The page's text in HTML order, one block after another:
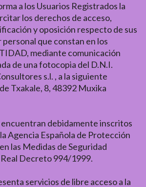
a los Usuarios Registrados la
los derechos de acceso,
y oposición respecto de sus
que constan en los
mediante comunicación
de una fotocopia del D.N.I.
s.l. , a la siguiente
Txakale, 8, 48392 Muxika
debidamente inscritos
Agencia Española de Protección
las Medidas de Seguridad
Decreto 994/1999.
servicios de libre acceso a la